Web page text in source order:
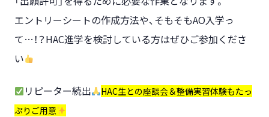
エントリーシートの作成方法や、そもそもAO入学っ
て…！？HAC進学を検討している方はぜひご参加くださ
い
リピーター続出
HAC生との座談会＆整備実習体験もたっ
ぷりご用意